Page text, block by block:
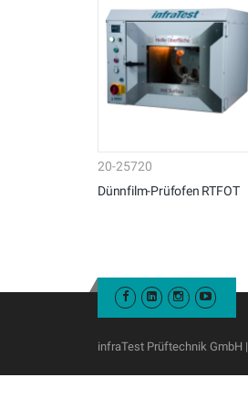
20-25720
Dünnfilm-Prüfofen RTFOT
infraTest Prüftechnik GmbH |